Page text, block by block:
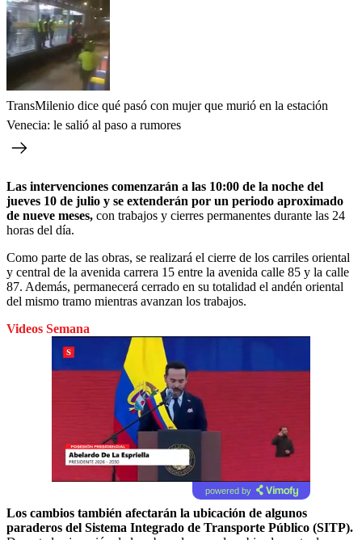
TransMilenio dice qué pasó con mujer que murió en la estación
Venecia: le salió al paso a rumores
Las intervenciones comenzarán a las 10:00 de la noche del
jueves 10 de julio y se extenderán por un periodo aproximado
de nueve meses, con trabajos y cierres permanentes durante las 24
horas del día.
Como parte de las obras, se realizará el cierre de los carriles oriental
y central de la avenida carrera 15 entre la avenida calle 85 y la calle
87. Además, permanecerá cerrado en su totalidad el andén oriental
del mismo tramo mientras avanzan los trabajos.
Videos Semana
powered by
Los cambios también afectarán la ubicación de algunos
paraderos del Sistema Integrado de Transporte Público (SITP).